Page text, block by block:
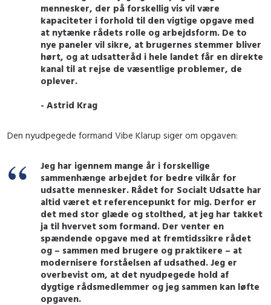
mennesker, der på forskellig vis vil være
kapaciteter i forhold til den vigtige opgave med
at nytænke rådets rolle og arbejdsform. De to
nye paneler vil sikre, at brugernes stemmer bliver
hørt, og at udsatteråd i hele landet får en direkte
kanal til at rejse de væsentlige problemer, de
oplever.
- Astrid Krag
Den nyudpegede formand Vibe Klarup siger om opgaven:
Jeg har igennem mange år i forskellige
sammenhænge arbejdet for bedre vilkår for
udsatte mennesker. Rådet for Socialt Udsatte har
altid været et referencepunkt for mig. Derfor er
det med stor glæde og stolthed, at jeg har takket
ja til hvervet som formand. Der venter en
spændende opgave med at fremtidssikre rådet
og – sammen med brugere og praktikere – at
modernisere forståelsen af udsathed. Jeg er
overbevist om, at det nyudpegede hold af
dygtige rådsmedlemmer og jeg sammen kan løfte
opgaven.